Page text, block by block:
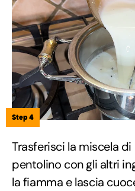
Step 4
Trasferisci la miscela
pentolino con gli altri
la fiamma e lascia